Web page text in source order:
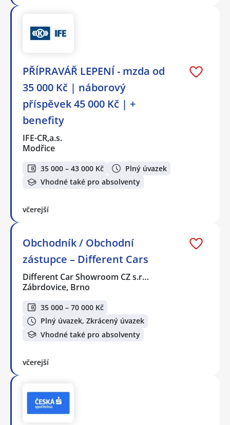
PŘÍPRAVÁŘ LEPENÍ - mzda od
35 000 Kč | náborový
příspěvek 45 000 Kč | +
benefity
IFE-CR,a.s.
Modřice
35 000 – 43 000 Kč
Plný úvazek
Vhodné také pro absolventy
včerejší
Obchodník / Obchodní
zástupce – Different Cars
Different Car Showroom CZ s.r…
Zábrdovice, Brno
35 000 – 70 000 Kč
Plný úvazek, Zkrácený úvazek
Vhodné také pro absolventy
včerejší